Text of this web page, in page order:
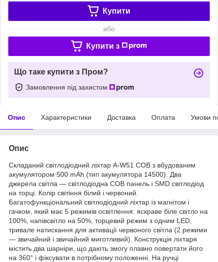
Купити
або
Купити з
Що таке купити з Пром?
Замовлення під захистом
Опис Характеристики Доставка Оплата Умови
Опис
Складаний світлодіодний ліхтар A-W51 COB з вбудованим
акумулятором 500 mAh (тип акумулятора 14500). Два
джерела світла — світлодіодна COB панель і SMD світлодіод
на торці. Колір світіння білий і червоний.
Багатофункціональний світлодіодний ліхтар із магнітом і
гачком, який має 5 режимів освітлення: яскраве біле світло на
100%, напівсвітло на 50%, торцевий режим з одним LED,
тривале натискання для активації червоного світла (2 режими
— звичайний і звичайний миготливий). Конструкція ліхтаря
містить два шарніри, що дають змогу плавно повертати його
на 360° і фіксувати в потрібному положенні. На ручці